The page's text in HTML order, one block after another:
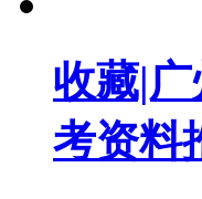
收藏|
考资料